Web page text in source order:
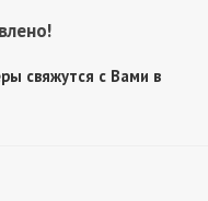
свяжутся с Вами в